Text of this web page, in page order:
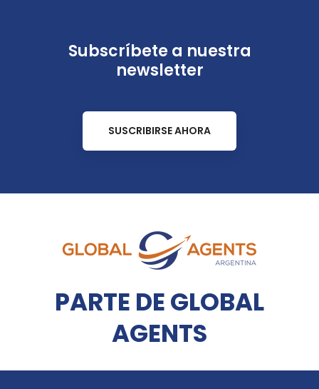
Subscríbete a nuestra
newsletter
SUSCRIBIRSE AHORA
PARTE DE GLOBAL
AGENTS